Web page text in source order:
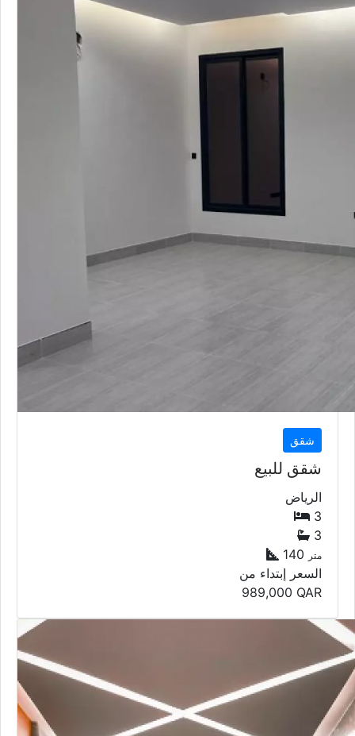
شقق
شقق للبيع
الرياض
3
3
140
متر
السعر إبتداء من
989,000 QAR